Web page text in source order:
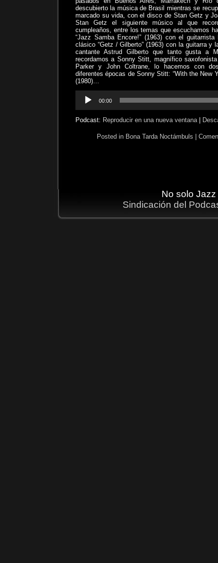
descubierto la música de Brasil mientras se
marcado su vida, con el disco de Stan Getz y
Stan Getz el siguiente músico al que
cumpleaños, entre los temas que escuchamos
“Jazz Samba Encore!” (1963) con el
clásico “Getz / Gilberto” (1963) con la guitarra y
cantante Astrud Gilberto que tanto gusta a
recordamos a Sonny Stitt, magnífico
Parker y John Coltrane, lo hacemos con
diferentes épocas de Sonny Stitt: “With the New
(1980)…
audio
00:00
Podcast: Reproducir en una nueva ventana|
Posted in Bona Tarda Noctámbuls
No solo
Sindicación del